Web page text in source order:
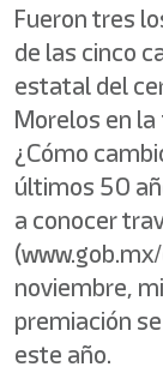
Fueron tres
de las cinco
estatal del
Morelos en
¿Cómo
últimos 50
a conocer
noviembre,
premiación
este año.